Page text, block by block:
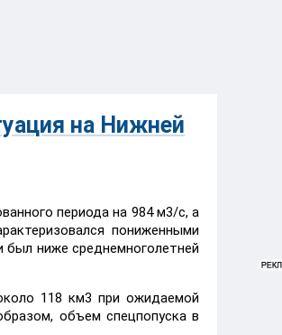
на Нижней
периода на 984 м3/с, а
пониженными
был ниже среднемноголетней
118 км3 при ожидаемой
объем спецпопуска в